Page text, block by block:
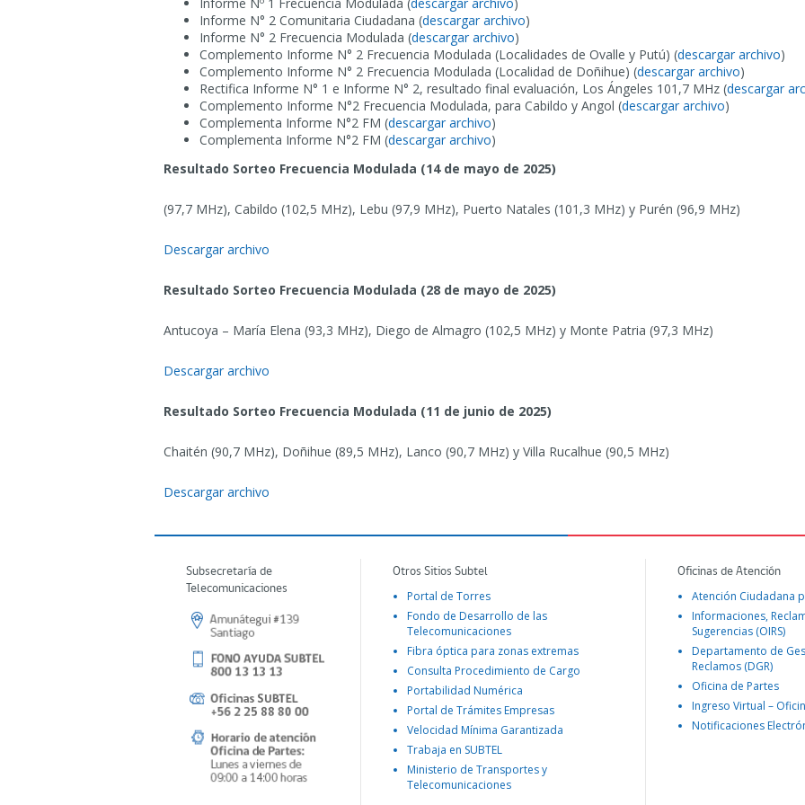
Informe N° 2 Comunitaria Ciudadana (descargar archivo)
Informe N° 2 Frecuencia Modulada (descargar archivo)
Complemento Informe N° 2 Frecuencia Modulada (Localidades de Ovalle y Putú) (descargar archivo)
Complemento Informe N° 2 Frecuencia Modulada (Localidad de Doñihue) (descargar archivo)
Rectifica Informe N° 1 e Informe N° 2, resultado final evaluación, Los Ángeles 101,7 MHz (descargar
Complemento Informe N°2 Frecuencia Modulada, para Cabildo y Angol (descargar archivo)
Complementa Informe N°2 FM (descargar archivo)
Complementa Informe N°2 FM (descargar archivo)
Resultado Sorteo Frecuencia Modulada (14 de mayo de 2025)
(97,7 MHz), Cabildo (102,5 MHz), Lebu (97,9 MHz), Puerto Natales (101,3 MHz) y Purén (96,9 MHz)
Descargar archivo
Resultado Sorteo Frecuencia Modulada (28 de mayo de 2025)
Antucoya – María Elena (93,3 MHz), Diego de Almagro (102,5 MHz) y Monte Patria (97,3 MHz)
Descargar archivo
Resultado Sorteo Frecuencia Modulada (11 de junio de 2025)
Chaitén (90,7 MHz), Doñihue (89,5 MHz), Lanco (90,7 MHz) y Villa Rucalhue (90,5 MHz)
Descargar archivo
Subsecretaría de
Telecomunicaciones
Otros Sitios Subtel
Portal de Torres
Fondo de Desarrollo de las
Telecomunicaciones
Fibra óptica para zonas extremas
Consulta Procedimiento de Cargo
Portabilidad Numérica
Portal de Trámites Empresas
Velocidad Mínima Garantizada
Trabaja en SUBTEL
Ministerio de Transportes y
Telecomunicaciones
Oficinas de Atención
Atención Ciudadana
Informaciones,
Sugerencias (OIRS)
Departamento de
Reclamos (DGR)
Oficina de Partes
Ingreso Virtual –
Notificaciones